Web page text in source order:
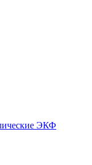
ЭКФ